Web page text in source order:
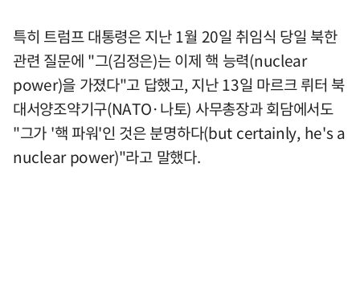
특히 트럼프 대통령은 지난 1월 20일 취임식 당일 북한
관련 질문에 "그(김정은)는 이제 핵 능력(nuclear
power)을 가졌다"고 답했고, 지난 13일 마르크 뤼터 북
대서양조약기구(NATO·나토) 사무총장과 회담에서도
"그가 '핵 파워'인 것은 분명하다(but certainly, he's a
nuclear power)"라고 말했다.